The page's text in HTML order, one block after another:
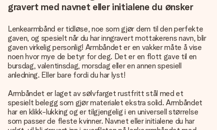
gravert med navnet eller initialene du ønsker
Lenkearmbånd er tidløse, noe som gjør dem til den perfekte
gaven, og spesielt når du har inngravert mottakerens navn, blir
gaven virkelig personlig! Armbåndet er en vakker måte å vise
noen hvor mye de betyr for deg. Det er en flott gave til en
bursdag, valentinsdag, morsdag eller en annen spesiell
anledning. Eller bare fordi du har lyst!
Armbåndet er laget av sølvfarget rustfritt stål med et
spesielt belegg som gjør materialet ekstra solid. Armbåndet
har en klikk-lukking og er tilgjengelig i en universell størrelse
som passer de fleste kvinner. Navnet eller initialene du har